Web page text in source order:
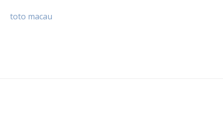
toto macau